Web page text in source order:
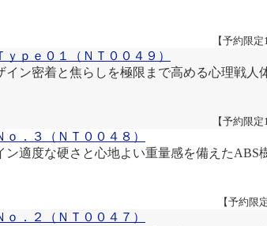
【予約限
ｐｅ０１（ＮＴ００４９）
イン密着と焦らしを極限まで高める心理戦
【予約限
．３（ＮＴ００４８）
適度な硬さと心地よい重量感を備えたABS
【予約限
．２（ＮＴ００４７）